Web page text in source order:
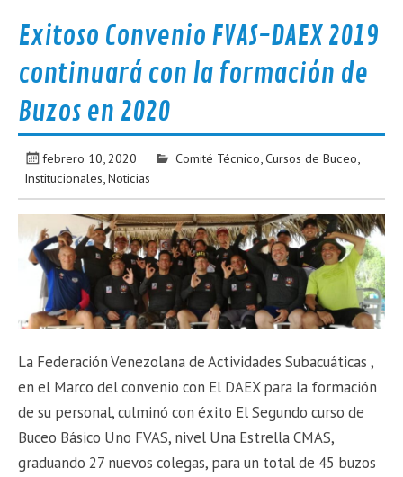
Exitoso Convenio FVAS-DAEX 2019
continuará con la formación de
Buzos en 2020
febrero 10, 2020 Comité Técnico,Cursos de Buceo,
Institucionales,Noticias
La Federación Venezolana de Actividades Subacuáticas ,
en el Marco del convenio con El DAEX para la formación
de su personal, culminó con éxito El Segundo curso de
Buceo Básico Uno FVAS, nivel Una Estrella CMAS,
graduando 27 nuevos colegas, para un total de 45 buzos